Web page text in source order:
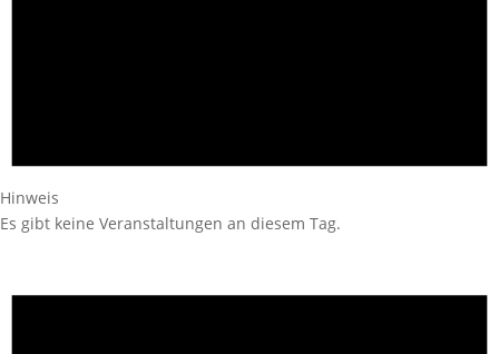
Hinweis
Es gibt keine Veranstaltungen an diesem Tag.